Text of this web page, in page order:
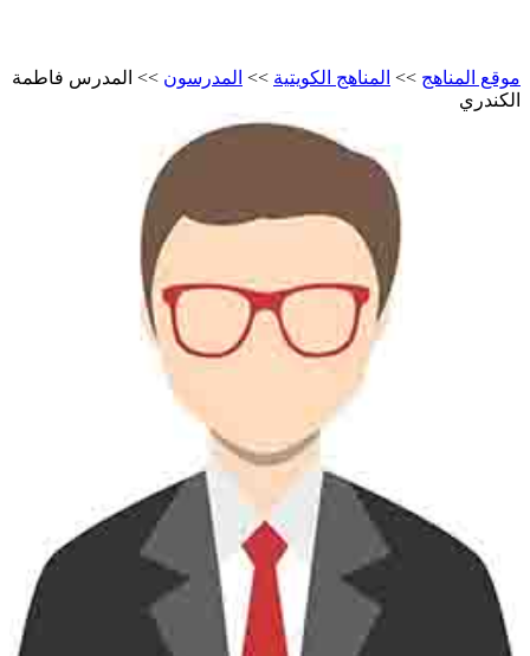
موقع المناهج >> المناهج الكويتية >> المدرسون >>
المدرس فاطمة
الكندري